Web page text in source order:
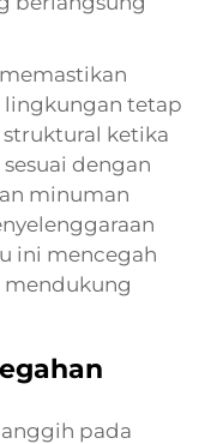
lingkungan tetap
ketika
dengan
minuman
ini mencegah
mendukung
pada